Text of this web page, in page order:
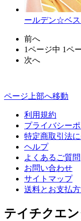
ールデン☆ベス
前へ
1ページ中 1ペ
次へ
ページ上部へ移動
利用規約
プライバシー
特定商取引法
ヘルプ
よくあるご質問
お問い合わせ
サイトマップ
送料とお支払
テイチクエ